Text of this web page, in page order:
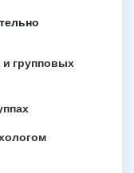
групповых